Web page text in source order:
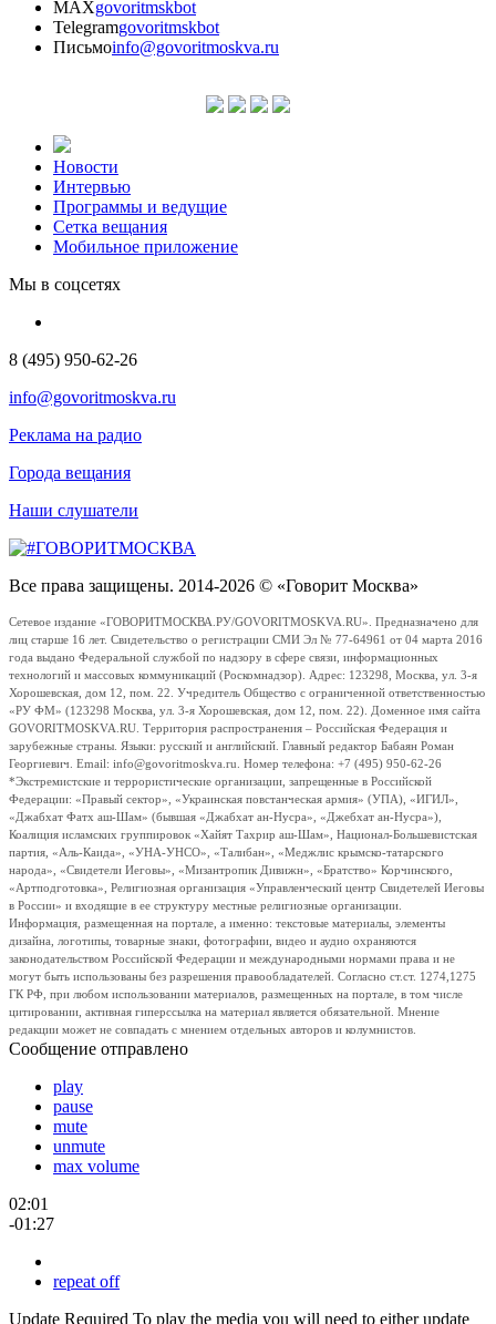
MAXgovoritmskbot
Telegramgovoritmskbot
Письмоinfo@govoritmoskva.ru
Новости
Интервью
Программы и ведущие
Сетка вещания
Мобильное приложение
Мы в соцсетях
8 (495) 950-62-26
info@govoritmoskva.ru
Реклама на радио
Города вещания
Наши слушатели
Все права защищены. 2014-2026 © «Говорит Москва»
Сетевое издание «ГОВОРИТМОСКВА.РУ/GOVORITMOSKVA.RU». Предназначено для
лиц старше 16 лет. Свидетельство о регистрации СМИ Эл № 77-64961 от 04 марта 2016
года выдано Федеральной службой по надзору в сфере связи, информационных
технологий и массовых коммуникаций (Роскомнадзор). Адрес: 123298, Москва, ул. 3-я
Хорошевская, дом 12, пом. 22. Учредитель Общество с ограниченной ответственностью
«РУ ФМ» (123298 Москва, ул. 3-я Хорошевская, дом 12, пом. 22). Доменное имя сайта
GOVORITMOSKVA.RU. Территория распространения – Российская Федерация и
зарубежные страны. Языки: русский и английский. Главный редактор Бабаян Роман
Георгиевич. Email: info@govoritmoskva.ru. Номер телефона: +7 (495) 950-62-26
*Экстремистские и террористические организации, запрещенные в Российской
Федерации: «Правый сектор», «Украинская повстанческая армия» (УПА), «ИГИЛ»,
«Джабхат Фатх аш-Шам» (бывшая «Джабхат ан-Нусра», «Джебхат ан-Нусра»),
Коалиция исламских группировок «Хайят Тахрир аш-Шам», Национал-Большевистская
партия, «Аль-Каида», «УНА-УНСО», «Талибан», «Меджлис крымско-татарского
народа», «Свидетели Иеговы», «Мизантропик Дивижн», «Братство» Корчинского,
«Артподготовка», Религиозная организация «Управленческий центр Свидетелей Иеговы
в России» и входящие в ее структуру местные религиозные организации.
Информация, размещенная на портале, а именно: текстовые материалы, элементы
дизайна, логотипы, товарные знаки, фотографии, видео и аудио охраняются
законодательством Российской Федерации и международными нормами права и не
могут быть использованы без разрешения правообладателей. Согласно ст.ст. 1274,1275
ГК РФ, при любом использовании материалов, размещенных на портале, в том числе
цитировании, активная гиперссылка на материал является обязательной. Мнение
редакции может не совпадать с мнением отдельных авторов и колумнистов.
Сообщение отправлено
play
pause
mute
unmute
max volume
02:01
-01:27
repeat off
Update Required To play the media you will need to either update